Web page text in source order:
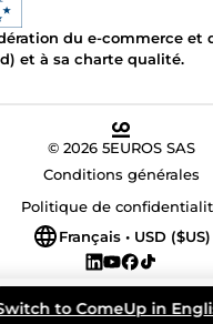
to ComeUp in
du e-commerce et
et à sa charte qualité.
© 2026 5EUROS SAS
Conditions générales
Politique de
Français • USD ($US)